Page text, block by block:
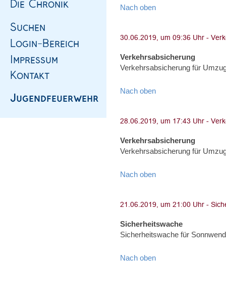
Nach oben
Verkehrsabsicherung
Verkehrsabsicherung für
Nach oben
Verkehrsabsicherung
Verkehrsabsicherung für
Nach oben
Sicherheitswache
Sicherheitswache für
Nach oben